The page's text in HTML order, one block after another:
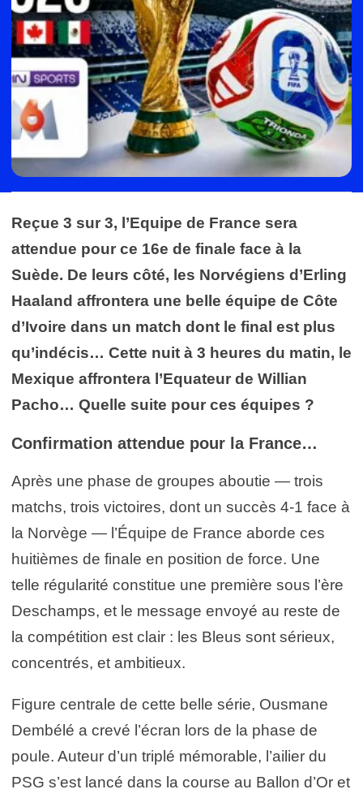
Reçue 3 sur 3, l’Equipe de France sera
attendue pour ce 16e de finale face à la
Suède. De leurs côté, les Norvégiens d’Erling
Haaland affrontera une belle équipe de Côte
d’Ivoire dans un match dont le final est plus
qu’indécis… Cette nuit à 3 heures du matin, le
Mexique affrontera l’Equateur de Willian
Pacho… Quelle suite pour ces équipes ?
Confirmation attendue pour la France…
Après une phase de groupes aboutie — trois
matchs, trois victoires, dont un succès 4-1 face à
la Norvège — l’Équipe de France aborde ces
huitièmes de finale en position de force. Une
telle régularité constitue une première sous l’ère
Deschamps, et le message envoyé au reste de
la compétition est clair : les Bleus sont sérieux,
concentrés, et ambitieux.
Figure centrale de cette belle série, Ousmane
Dembélé a crevé l’écran lors de la phase de
poule. Auteur d’un triplé mémorable, l’ailier du
PSG s’est lancé dans la course au Ballon d’Or et